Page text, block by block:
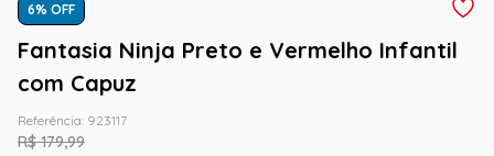
6% OFF
Fantasia Ninja Preto e Vermelho Infantil
com Capuz
Referência: 923117
R$ 179,99